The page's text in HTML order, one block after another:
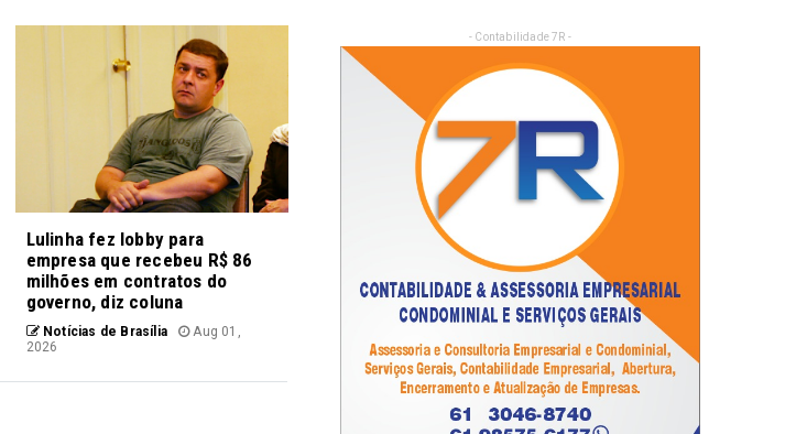
Lulinha fez lobby para
empresa que recebeu R$ 86
milhões em contratos do
governo, diz coluna
Notícias de Brasília
Aug 01,
2026
- Contabilidade 7R -